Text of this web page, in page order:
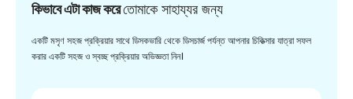
কিভাবে এটা কাজ করেতোমাকে সাহায্যর জন্য
একটি মসৃণ সহজ প্রক্রিয়ার সাথে ডিসকভারি থেকে ডিসচার্জ পর্যন্ত আপনার চিকিত্সার যাত্রা সফল
করার একটি সহজ ও স্বচ্ছ প্রক্রিয়ার অভিজ্ঞতা নিন।